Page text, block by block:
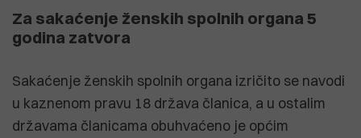
Za sakaćenje ženskih spolnih organa 5
godina zatvora
Sakaćenje ženskih spolnih organa izričito se navodi
u kaznenom pravu 18 država članica, a u ostalim
državama članicama obuhvaćeno je općim